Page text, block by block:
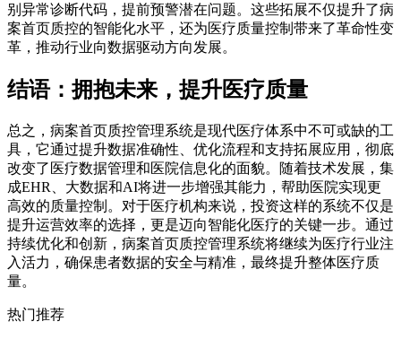
别异常诊断代码，提前预警潜在问题。这些拓展不仅提升了病
案首页质控的智能化水平，还为医疗质量控制带来了革命性变
革，推动行业向数据驱动方向发展。
结语：拥抱未来，提升医疗质量
总之，病案首页质控管理系统是现代医疗体系中不可或缺的工
具，它通过提升数据准确性、优化流程和支持拓展应用，彻底
改变了医疗数据管理和医院信息化的面貌。随着技术发展，集
成EHR、大数据和AI将进一步增强其能力，帮助医院实现更
高效的质量控制。对于医疗机构来说，投资这样的系统不仅是
提升运营效率的选择，更是迈向智能化医疗的关键一步。通过
持续优化和创新，病案首页质控管理系统将继续为医疗行业注
入活力，确保患者数据的安全与精准，最终提升整体医疗质
量。
热门推荐